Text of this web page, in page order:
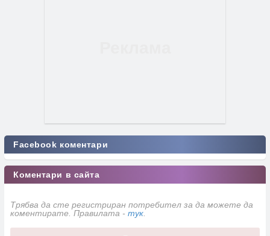
Facebook коментари
Коментари в сайта
Трябва да сте регистриран потребител за да можете да
коментирате. Правилата - тук